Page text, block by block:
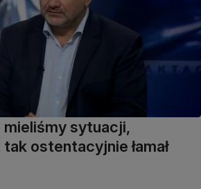
mieliśmy sytuacji,
ostentacyjnie łamał